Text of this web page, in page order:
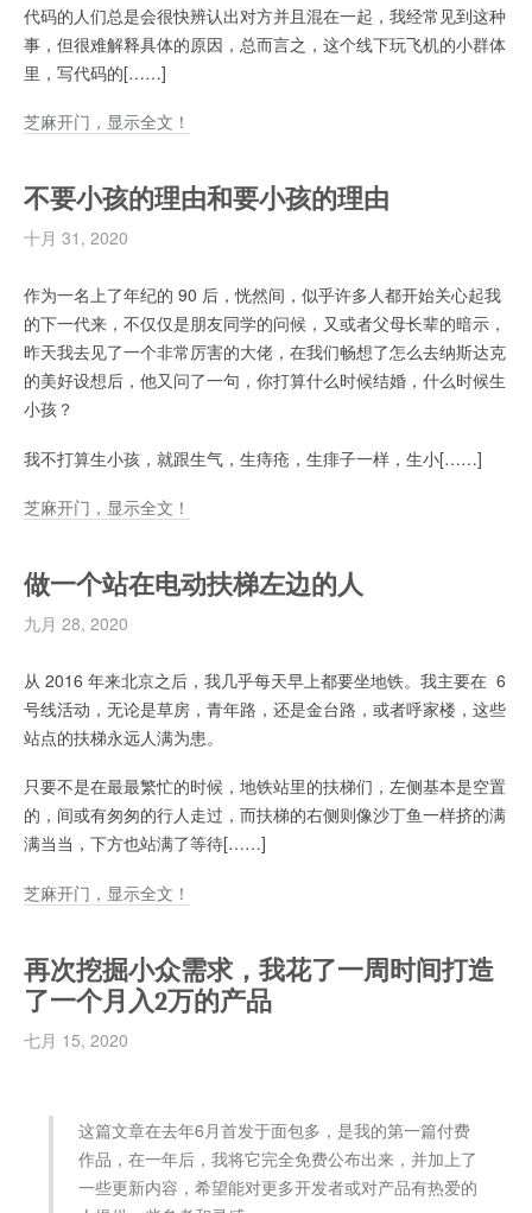
代码的人们总是会很快辨认出对方并且混在一起，我经常见到这种
事，但很难解释具体的原因，总而言之，这个线下玩飞机的小群体
里，写代码的[……]
芝麻开门，显示全文！
不要小孩的理由和要小孩的理由
十月 31, 2020
作为一名上了年纪的 90 后，恍然间，似乎许多人都开始关心起我
的下一代来，不仅仅是朋友同学的问候，又或者父母长辈的暗示，
昨天我去见了一个非常厉害的大佬，在我们畅想了怎么去纳斯达克
的美好设想后，他又问了一句，你打算什么时候结婚，什么时候生
小孩？
我不打算生小孩，就跟生气，生痔疮，生痱子一样，生小[……]
芝麻开门，显示全文！
做一个站在电动扶梯左边的人
九月 28, 2020
从 2016 年来北京之后，我几乎每天早上都要坐地铁。我主要在 6
号线活动，无论是草房，青年路，还是金台路，或者呼家楼，这些
站点的扶梯永远人满为患。
只要不是在最最繁忙的时候，地铁站里的扶梯们，左侧基本是空置
的，间或有匆匆的行人走过，而扶梯的右侧则像沙丁鱼一样挤的满
满当当，下方也站满了等待[……]
芝麻开门，显示全文！
再次挖掘小众需求，我花了一周时间打造
了一个月入2万的产品
七月 15, 2020
这篇文章在去年6月首发于面包多，是我的第一篇付费
作品，在一年后，我将它完全免费公布出来，并加上了
一些更新内容，希望能对更多开发者或对产品有热爱的